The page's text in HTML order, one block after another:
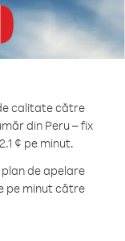
calitate către
din Peru – fix
¢ pe minut.
de apelare
pe minut către